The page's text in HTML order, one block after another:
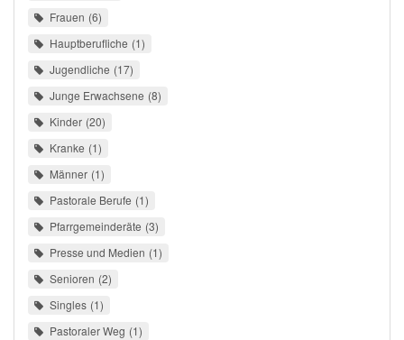
Frauen 6
Hauptberufliche 1
Jugendliche 17
Junge Erwachsene 8
Kinder 20
Kranke 1
Männer 1
Pastorale Berufe 1
Pfarrgemeinderäte 3
Presse und Medien 1
Senioren 2
Singles 1
Pastoraler Weg 1